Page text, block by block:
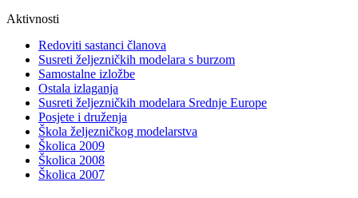
Aktivnosti
Redoviti sastanci članova
Susreti željezničkih modelara s burzom
Samostalne izložbe
Ostala izlaganja
Susreti željezničkih modelara Srednje Europe
Posjete i druženja
Škola željezničkog modelarstva
Školica 2009
Školica 2008
Školica 2007